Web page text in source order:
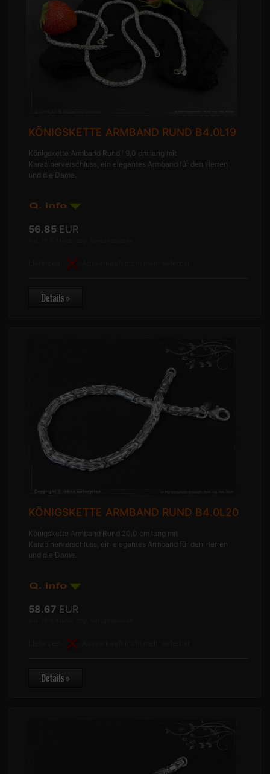
KÖNIGSKETTE ARMBAND RUND B4.0L19
Königskette Armband Rund 19,0 cm lang mit
Karabinerverschluss, ein elegantes Armband für den Herren
und die Dame.
56.85 EUR
KÖNIGSKETTE ARMBAND RUND B4.0L20
Königskette Armband Rund 20,0 cm lang mit
Karabinerverschluss, ein elegantes Armband für den Herren
und die Dame.
58.67 EUR